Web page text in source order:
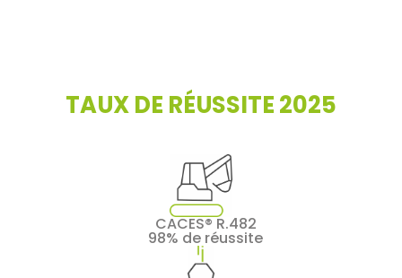
TAUX DE RÉUSSITE 2025
CACES® R.482
98% de réussite